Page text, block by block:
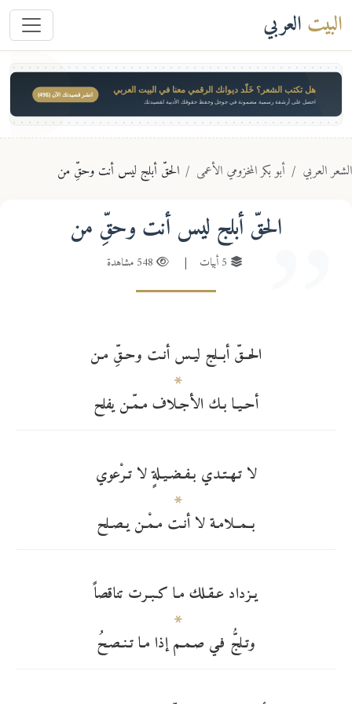
البيتالعربي
هل تكتب الشعر؟ خَلّد ديوانك الرقمي معنا في البيت العربي
احصل على أرشفة رسمية مضمونة في جوجل وحفظ حقوقك الأدبية لقصيدتك
انشر قصيدتك الآن ($49)
العربي أبو بكر المخزومي الأعمى الحقّ أبلج ليس أنت وحقِّ من
الحقّ أبلج ليس أنت وحقِّ من
5 أبيات 548 مشاهدة
الحــقّ أبــلج ليـس أنـت وحـقِّ مـن
أحـيـا بـك الأجـلاف مـمّـن يفلح
لا تـهـتـدي بـفـضـيـلةٍ لا تـرْعوي
بــمــلامـة لا أنـت مـمْـن يـصـلح
يـزداد عـقـلك مـا كـبـرت تناقصاً
وتـلجُّ فـي صـمـم إذا مـا تـنـصـحُ